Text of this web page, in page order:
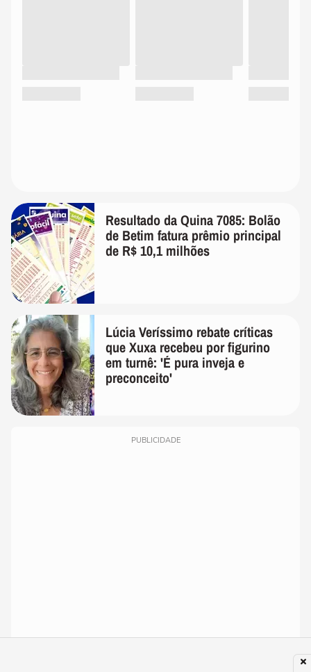
Resultado da Quina 7085: Bolão
de Betim fatura prêmio principal
de R$ 10,1 milhões
Lúcia Veríssimo rebate críticas
que Xuxa recebeu por figurino
em turnê: 'É pura inveja e
preconceito'
PUBLICIDADE